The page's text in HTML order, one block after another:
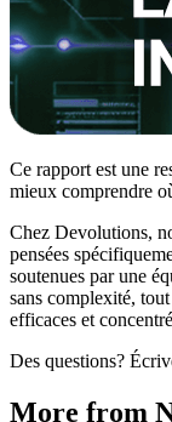
Ce rapport est une
mieux comprendre
Chez Devolutions,
pensées
soutenues par une
sans complexité,
efficaces et
Des questions?
More from